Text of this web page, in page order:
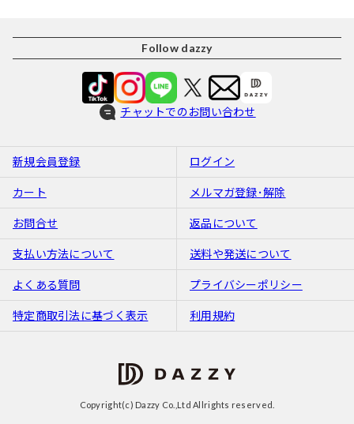
Follow dazzy
チャットでのお問い合わせ
新規会員登録 ログイン
カート メルマガ登録･解除
お問合せ 返品について
支払い方法について 送料や発送について
よくある質問 プライバシーポリシー
特定商取引法に基づく表示 利用規約
Copyright(c) Dazzy Co.,Ltd Allrights reserved.